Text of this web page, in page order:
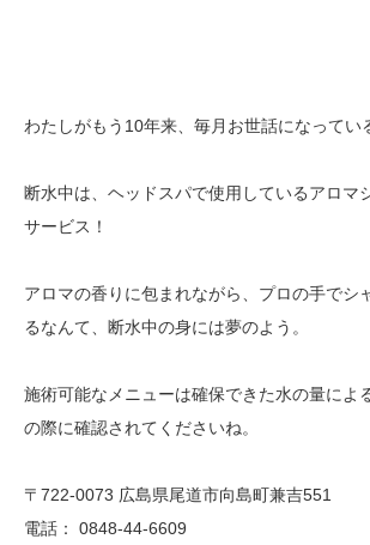
わたしがもう10年来、毎月お世話になってい
断水中は、ヘッドスパで使用しているアロマ
サービス！
アロマの香りに包まれながら、プロの手でシ
るなんて、断水中の身には夢のよう。
施術可能なメニューは確保できた水の量によ
の際に確認されてくださいね。
〒722-0073 広島県尾道市向島町兼吉551
電話： 0848-44-6609